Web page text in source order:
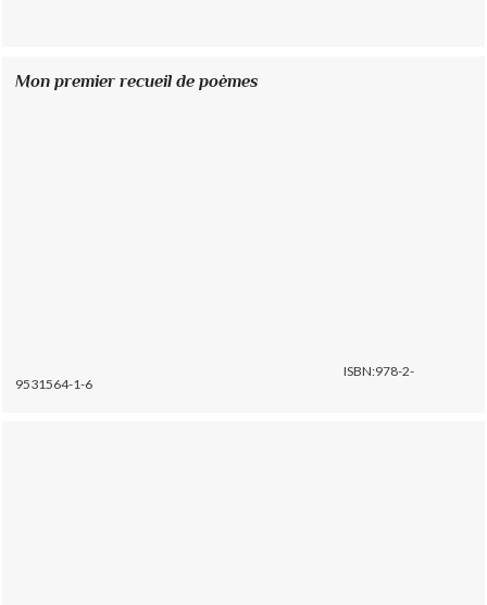
Mon premier recueil de poèmes
ISBN:978-2-
9531564-1-6